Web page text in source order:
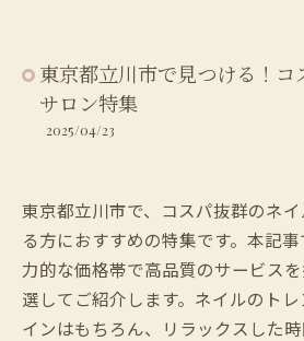
東京都立川市で見つける！コ
サロン特集
2025/04/23
東京都立川市で、コスパ抜群のネ
る方におすすめの特集です。本記
力的な価格帯で高品質のサービス
選してご紹介します。ネイルのト
インはもちろん、リラックスした